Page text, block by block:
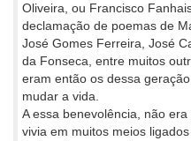
Oliveira, ou Francisco
declamação de poemas de
José Gomes Ferreira, José
da Fonseca, entre muitos
eram então os dessa
mudar a vida.
A essa benevolência, não
vivia em muitos meios